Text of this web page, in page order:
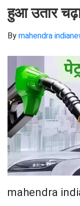
हुआ उतार
By mahendra
mahendra